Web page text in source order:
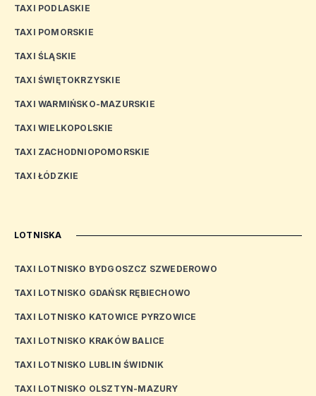
TAXI PODLASKIE
TAXI POMORSKIE
TAXI ŚLĄSKIE
TAXI ŚWIĘTOKRZYSKIE
TAXI WARMIŃSKO-MAZURSKIE
TAXI WIELKOPOLSKIE
TAXI ZACHODNIOPOMORSKIE
TAXI ŁÓDZKIE
LOTNISKA
TAXI LOTNISKO BYDGOSZCZ SZWEDEROWO
TAXI LOTNISKO GDAŃSK RĘBIECHOWO
TAXI LOTNISKO KATOWICE PYRZOWICE
TAXI LOTNISKO KRAKÓW BALICE
TAXI LOTNISKO LUBLIN ŚWIDNIK
TAXI LOTNISKO OLSZTYN-MAZURY